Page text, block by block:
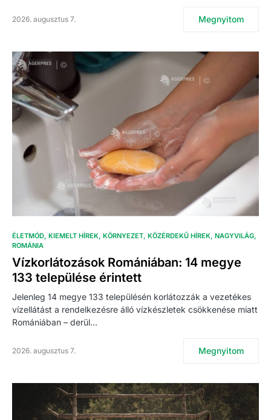
2026. augusztus 7. Megnyitom
ÉLETMÓD KIEMELT HÍREK KÖRNYEZET KÖZÉRDEKŰ HÍREK NAGYVILÁG
ROMÁNIA
Vízkorlátozások Romániában: 14 megye
133 települése érintett
Jelenleg 14 megye 133 településén korlátozzák a vezetékes
vízellátást a rendelkezésre álló vízkészletek csökkenése miatt
Romániában – derül…
2026. augusztus 7. Megnyitom